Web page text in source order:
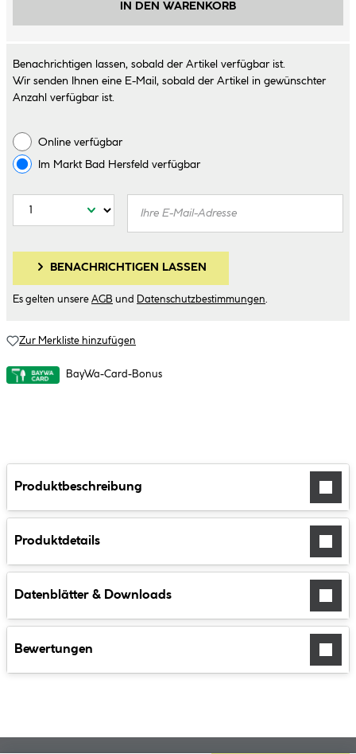
IN DEN WARENKORB
Benachrichtigen lassen, sobald der Artikel verfügbar ist.
Wir senden Ihnen eine E-Mail, sobald der Artikel in gewünschter
Anzahl verfügbar ist.
Online verfügbar
Im Markt Bad Hersfeld verfügbar
BENACHRICHTIGEN LASSEN
Es gelten unsere AGB und Datenschutzbestimmungen
Zur Merkliste hinzufügen
BayWa-Card-Bonus
Produktbeschreibung
Produktdetails
Datenblätter & Downloads
Bewertungen